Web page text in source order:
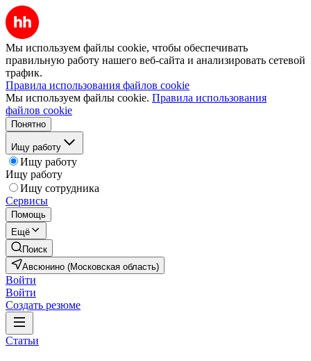
Мы используем файлы cookie, чтобы обеспечивать
правильную работу нашего веб-сайта и анализировать сетевой
трафик.
Правила использования файлов cookie
Мы используем файлы cookie. Правила использования
файлов cookie
Понятно
Ищу работу
Ищу работу
Ищу работу
Ищу сотрудника
Сервисы
Помощь
Ещё
Поиск
Авсюнино (Московская область)
Войти
Войти
Создать резюме
Статьи